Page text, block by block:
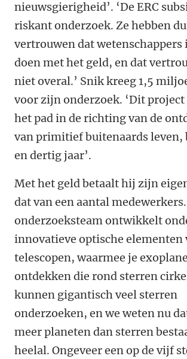
nieuwsgierigheid’. ‘De ERC
riskant onderzoek. Ze hebben
vertrouwen dat wetenschappers
doen met het geld, en dat
niet overal.’ Snik kreeg 1,5
voor zijn onderzoek. ‘Dit
het pad in de richting van de
van primitief buitenaards leven,
en dertig jaar’.
Met het geld betaalt hij zijn
dat van een aantal
onderzoeksteam ontwikkelt
innovatieve optische elementen
telescopen, waarmee je
ontdekken die rond sterren
kunnen gigantisch veel sterren
onderzoeken, en we weten nu
meer planeten dan sterren
heelal. Ongeveer een op de vijf